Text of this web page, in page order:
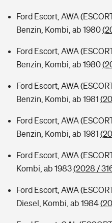
Ford Escort, AWA
Benzin, Kombi, ab 1980
Ford Escort, AWA
Benzin, Kombi, ab 1980
Ford Escort, AWA
Benzin, Kombi, ab 1981
Ford Escort, AWA
Benzin, Kombi, ab 1981
Ford Escort, AWA
Kombi, ab 1983(2028 /
Ford Escort, AWA
Diesel, Kombi, ab 1984